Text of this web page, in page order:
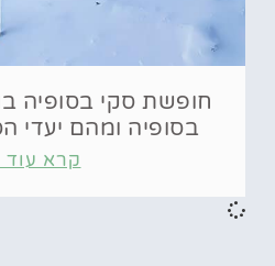
חופשת סקי בסופיה
בסופיה ומהם יעדי
קרא עוד